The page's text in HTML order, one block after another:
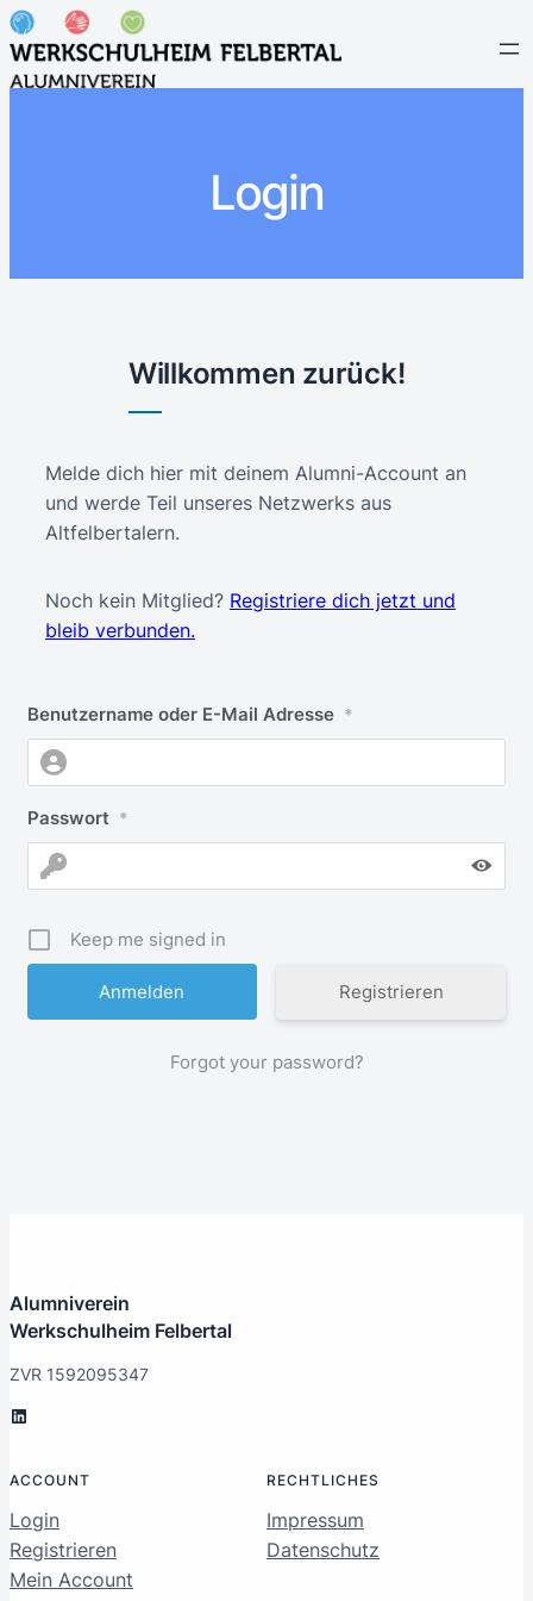
Login
Willkommen zurück!
Melde dich hier mit deinem Alumni-Account an
und werde Teil unseres Netzwerks aus
Altfelbertalern.
Noch kein Mitglied? Registriere dich jetzt und
bleib verbunden.
Benutzername oder E-Mail Adresse *
Passwort *
Keep me signed in
Registrieren
Forgot your password?
Alumniverein
Werkschulheim Felbertal
ZVR 1592095347
LinkedIn
ACCOUNT
Login
Registrieren
Mein Account
RECHTLICHES
Impressum
Datenschutz